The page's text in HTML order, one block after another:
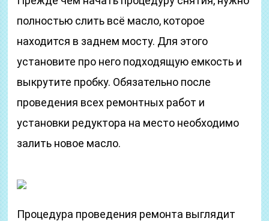
полностью слить всё масло, которое
находится в заднем мосту. Для этого
установите про него подходящую емкость и
выкрутите пробку. Обязательно после
проведения всех ремонтных работ и
установки редуктора на место необходимо
залить новое масло.
Процедура проведения ремонта выглядит